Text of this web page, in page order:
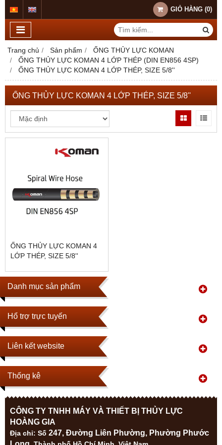
GIỎ HÀNG (0)
Trang chủ Sản phẩm
ỐNG THỦY LỰC KOMAN
ỐNG THỦY LỰC KOMAN 4 LỚP THÉP (DIN EN856 4SP)
ỐNG THỦY LỰC KOMAN 4 LỚP THÉP, SIZE 5/8''
Danh mục sản phẩm
Hổ trợ trực tuyến
Liên kết website
Thống kê
ỐNG THỦY LỰC KOMAN 4 LỚP THÉP, SIZE 5/8''
ỐNG THỦY LỰC KOMAN 4
LỚP THÉP, SIZE 5/8''
CÔNG TY TNHH MÁY VÀ THIẾT BỊ THỦY LỰC
HOÀNG GIA
Địa chỉ: Số 247, Đường Liên Phường, Phường Phước